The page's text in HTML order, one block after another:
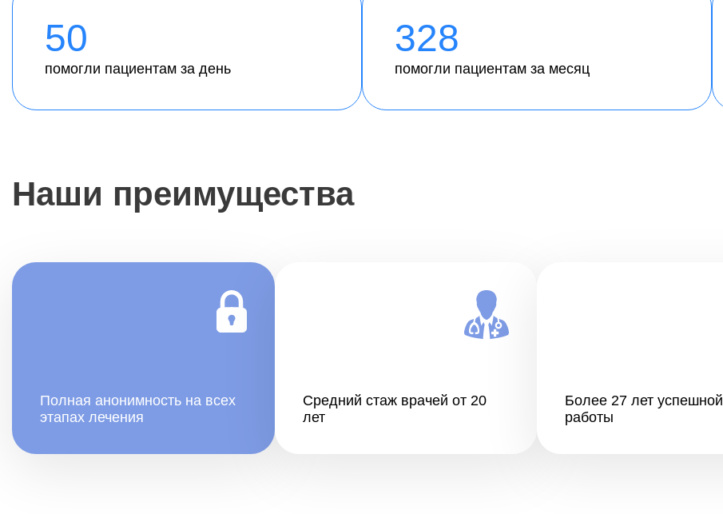
50
помогли пациентам за день
328
помогли пациентам за месяц
Наши преимущества
Полная анонимность на всех
этапах лечения
Средний стаж врачей от 20
лет
Более 27 лет успешной
работы